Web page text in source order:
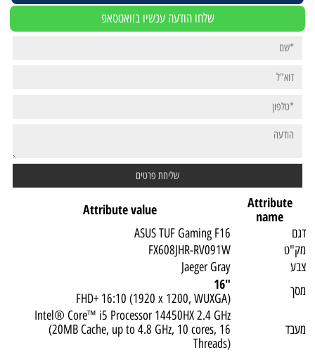
שלחו הודעה עכשיו בוואטסאפ
Attribute
name
Attribute value
דגם
ASUS TUF Gaming F16
מק"ט
FX608JHR-RV091W
צבע
Jaeger Gray
מסך
"16
FHD+ 16:10 (1920 x 1200, WUXGA)
מעבד
Intel® Core™ i5 Processor 14450HX 2.4 GHz
(20MB Cache, up to 4.8 GHz, 10 cores, 16
Threads)